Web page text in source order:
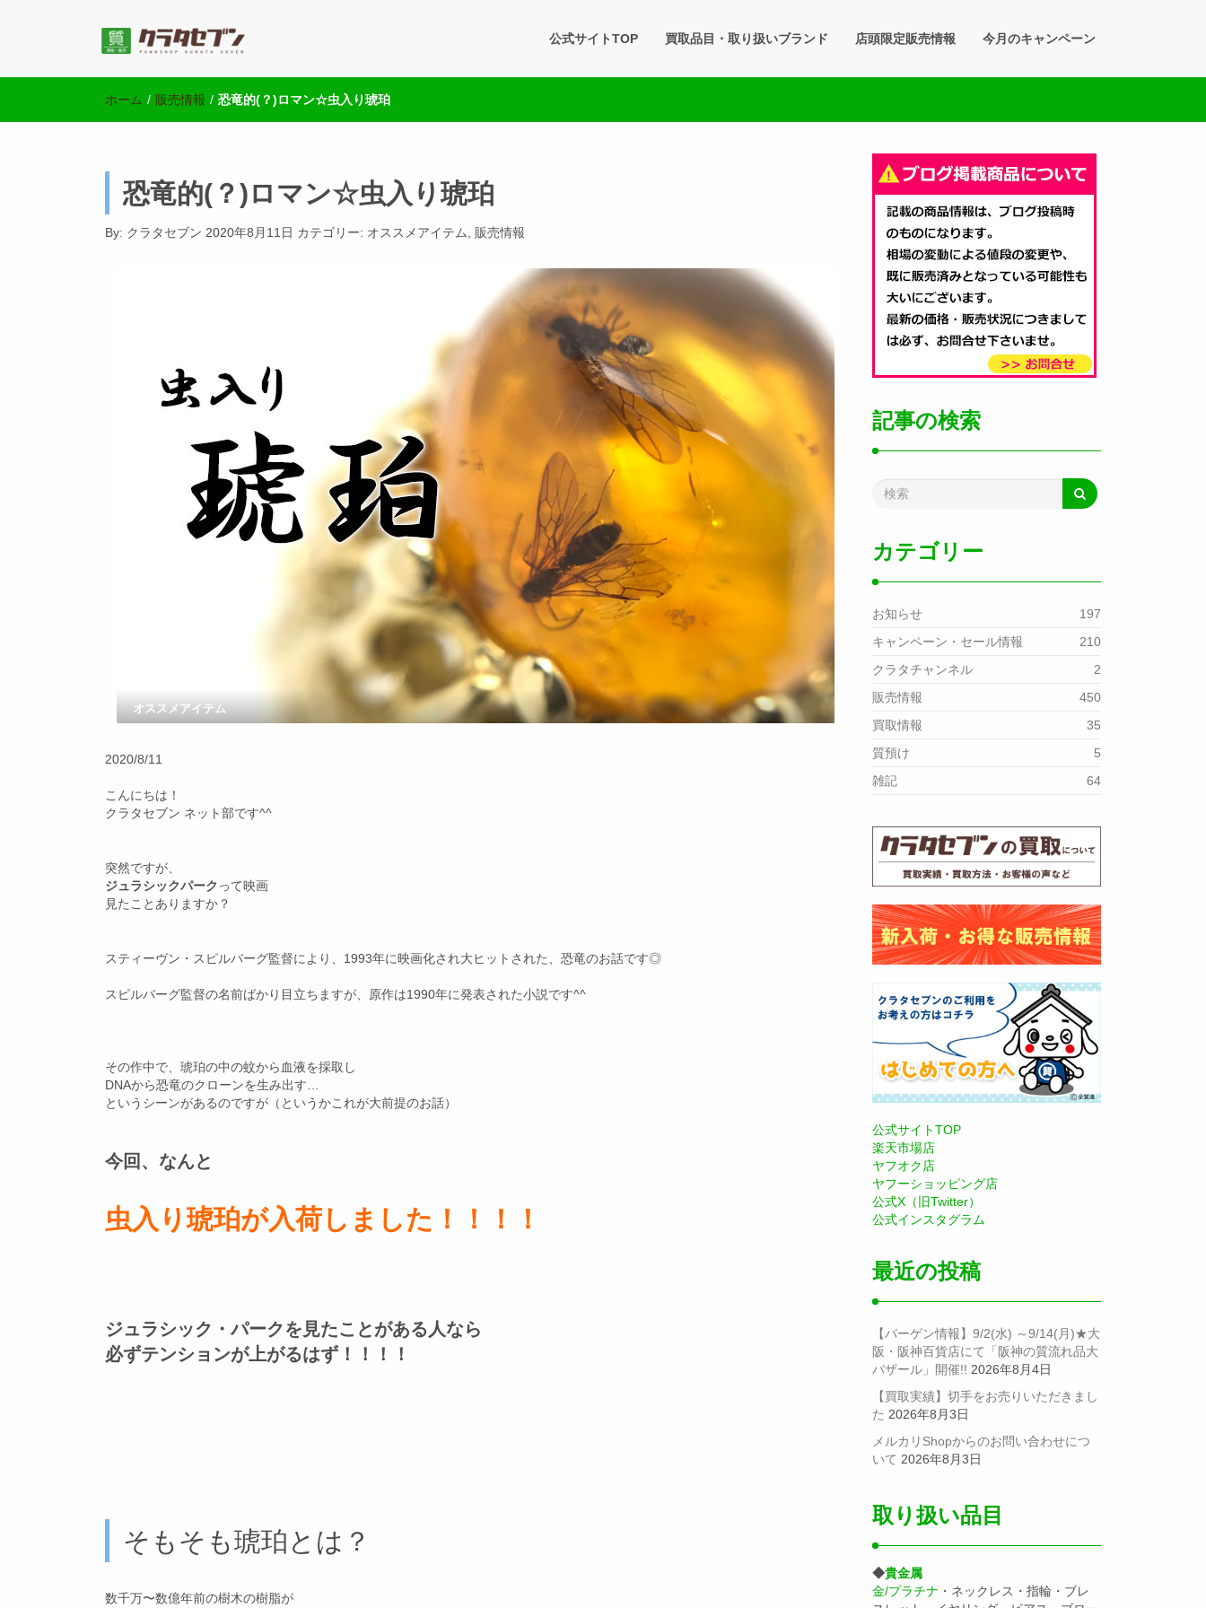
池袋西口にて2店舗営業中のクラタセブン公式ブログです。買取実績・販売商品情報や雑記をお届けします。
公式サイトTOP 買取品目・取り扱いブランド 店頭限定販売情報 今月のキャンペーン
ホーム / 販売情報 / 恐竜的(？)ロマン☆虫入り琥珀
恐竜的(？)ロマン☆虫入り琥珀
By: クラタセブン 2020年8月11日 カテゴリー: オススメアイテム 販売情報
オススメアイテム
2020/8/11
こんにちは！
クラタセブン ネット部です^^
突然ですが、
ジュラシックパーク って映画
見たことありますか？
スティーヴン・スピルバーグ監督により、1993年に映画化され大ヒットされた、恐竜のお話です◎
スピルバーグ監督の名前ばかり目立ちますが、原作は1990年に発表された小説です^^
その作中で、琥珀の中の蚊から血液を採取し
DNAから恐竜のクローンを生み出す…
というシーンがあるのですが（というかこれが大前提のお話）
今回、なんと
虫入り琥珀が入荷しました！！！！
ジュラシック・パークを見たことがある人なら
必ずテンションが上がるはず！！！！
そもそも琥珀とは？
数千万〜数億年前の樹木の樹脂が
記事の検索
カテゴリー
お知らせ
197
キャンペーン・セール情報
210
クラタチャンネル
2
販売情報
450
買取情報
35
質預け
5
雑記
64
公式サイトTOP
楽天市場店
ヤフオク店
ヤフーショッピング店
公式X（旧Twitter）
公式インスタグラム
最近の投稿
【バーゲン情報】9/2(水) ～9/14(月)★大
阪・阪神百貨店にて「阪神の質流れ品大
バザール」開催!! 2026年8月4日
【買取実績】切手をお売りいただきまし
た 2026年8月3日
メルカリShopからのお問い合わせにつ
いて 2026年8月3日
取り扱い品目
◆貴金属
金/プラチナ ・ネックレス・指輪・ブレ